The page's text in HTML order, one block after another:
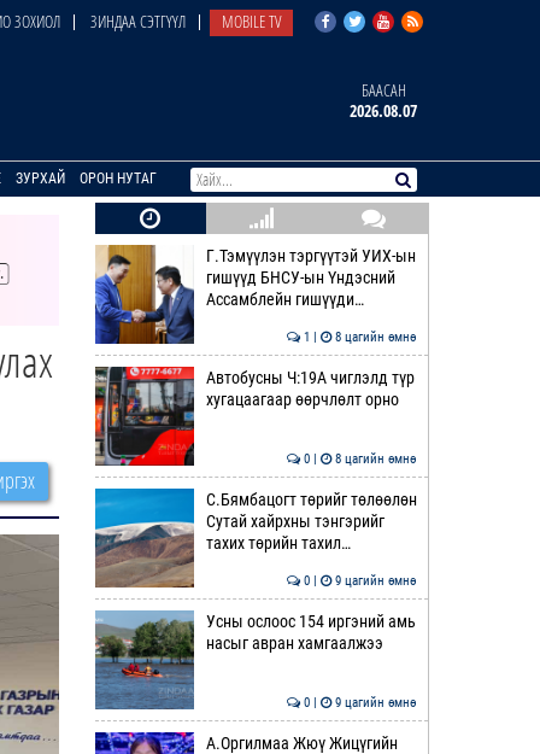
ЗОХИОЛ ЗИНДАА СЭТГҮҮЛ MOBILE TV
БААСАН
2026.08.07
ЗУРХАЙ ОРОН НУТАГ
Г.Тэмүүлэн тэргүүтэй УИХ-ын
гишүүд БНСУ-ын Үндэсний
Ассамблейн гишүүди…
1 | 8 цагийн өмнө
Автобусны Ч:19А чиглэлд түр
хугацаагаар өөрчлөлт орно
0 | 8 цагийн өмнө
С.Бямбацогт төрийг төлөөлөн
Сутай хайрхны тэнгэрийг
тахих төрийн тахил…
0 | 9 цагийн өмнө
Усны ослоос 154 иргэний амь
насыг авран хамгаалжээ
0 | 9 цагийн өмнө
А.Оргилмаа Жюү Жицүгийн